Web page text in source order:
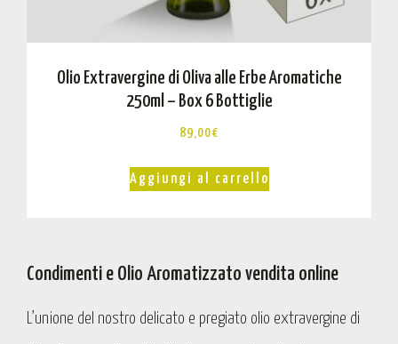
Olio Extravergine di Oliva alle Erbe Aromatiche
250ml – Box 6 Bottiglie
89,00€
Aggiungi al carrello
Condimenti e Olio Aromatizzato vendita online
L’unione del nostro delicato e pregiato olio extravergine di